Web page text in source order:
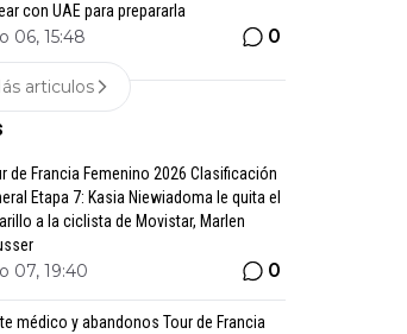
con UAE para prepararla
06, 15:48 0
articulos
de Francia Femenino 2026 Clasificación
Etapa 7: Kasia Niewiadoma le quita el
a la ciclista de Movistar, Marlen
07, 19:40 0
médico y abandonos Tour de Francia